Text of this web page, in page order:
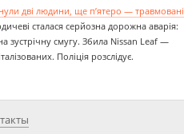
дві людини, ще п’ятеро — травмовані
сталася серйозна дорожна аварія:
зустрічну смугу. Збила Nissan Leaf —
Поліція розслідує.